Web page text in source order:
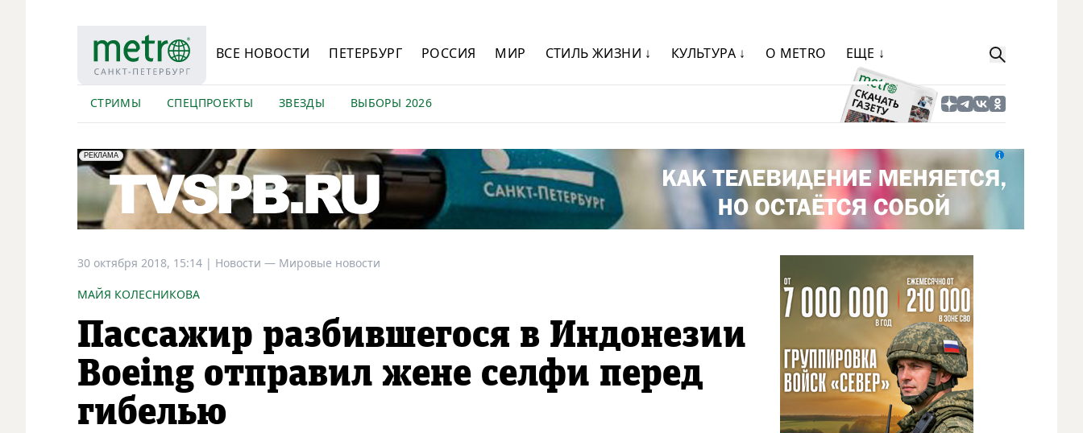
ВСЕ НОВОСТИ ПЕТЕРБУРГ РОССИЯ МИР СТИЛЬ ЖИЗНИ ↓ КУЛЬТУРА ↓ О METRO ЕЩЕ ↓
СТРИМЫ СПЕЦПРОЕКТЫ ЗВЕЗДЫ ВЫБОРЫ 2026
erid: LdtCK5Efv
РЕКЛАМА
АО "ГАТР", ИНН: 7841320717
30 октября 2018, 15:14 | Новости — Мировые новости
МАЙЯ КОЛЕСНИКОВА
Пассажир разбившегося в Индонезии
Boeing отправил жене селфи перед
гибелью